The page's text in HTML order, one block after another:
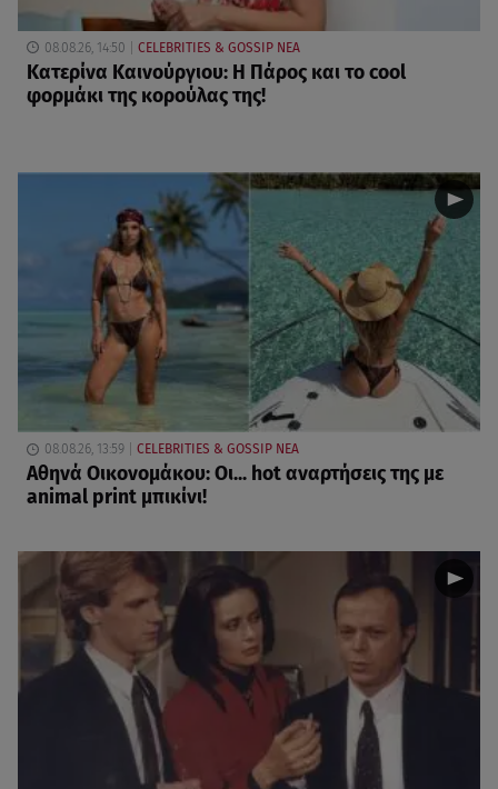
08.08.26, 14:50 CELEBRITIES & GOSSIP ΝΕΑ
Κατερίνα Καινούργιου: Η Πάρος και το cool
φορμάκι της κορούλας της!
08.08.26, 13:59 CELEBRITIES & GOSSIP ΝΕΑ
Αθηνά Οικονομάκου: Οι... hot αναρτήσεις της με
animal print μπικίνι!